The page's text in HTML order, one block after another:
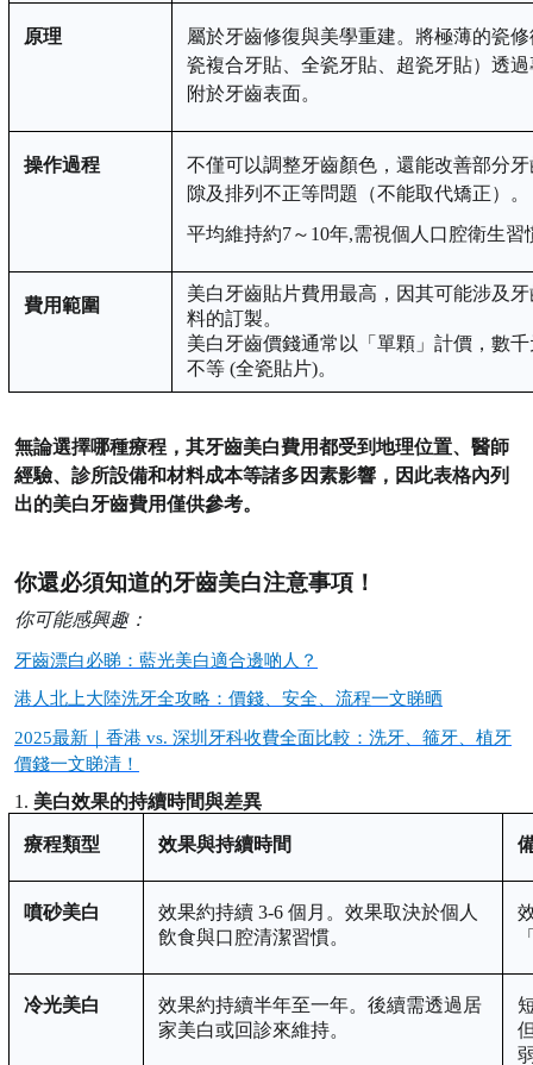
原理
屬於牙齒修復與美學重建。將極薄的瓷
瓷複合牙貼、全瓷牙貼、超瓷牙貼）透
附於牙齒表面。
操作過程
不僅可以調整牙齒顏色，還能改善部分
隙及排列不正等問題
（不能取代矯正）。
平均維持約7～10年,需視個人口腔衛生習
費用範圍
美白牙齒貼片費用最高，因其可能涉及
料的訂製。
美白牙齒價錢通常以「單顆」計價，數
不等 (全瓷貼片)。
無論選擇哪種療程，其牙齒美白費用都受到地理位置、醫師
經驗、診所設備和材料成本等諸多因素影響，因此表格內列
出的美白牙齒費用僅供參考。
你還必須知道的牙齒美白注意事項！
你可能感興趣：
牙齒漂白必睇：藍光美白適合邊啲人？
港人北上大陸洗牙全攻略：價錢、安全、流程一文睇晒
2025最新｜香港 vs. 深圳牙科收費全面比較：洗牙、箍牙、植牙
價錢一文睇清！
1. 美白效果的持續時間與差異
療程類型 效果與持續時間
噴砂美白 效果約持續 3-6 個月。效果取決於個人
飲食與口腔清潔習慣。
冷光美白
效果約持續半年至一年。後續需透過居
家美白或回診來維持。